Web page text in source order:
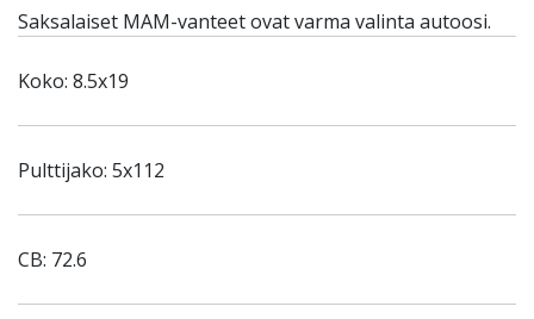
Saksalaiset MAM-vanteet ovat varma valinta autoosi.
Koko: 8.5x19
Pulttijako: 5x112
CB: 72.6